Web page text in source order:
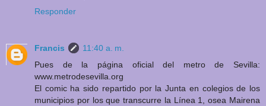
Responder
Francis
11:40 a. m.
Pues de la página oficial del metro de Sevilla:
www.metrodesevilla.org
El comic ha sido repartido por la Junta en colegios de los
municipios por los que transcurre la Línea 1, osea Mairena